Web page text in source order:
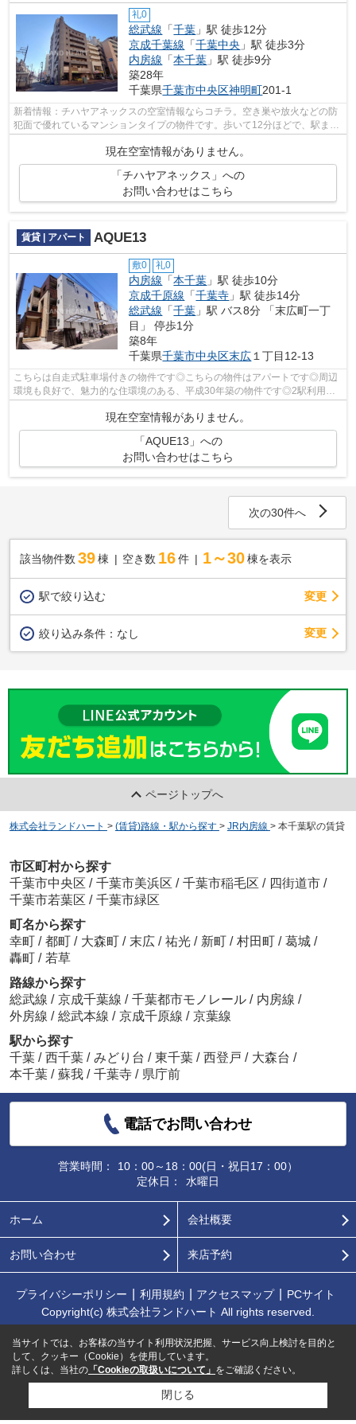
礼0
総武線 「千葉 」駅 徒歩12分
京成千葉線 「千葉中央 」駅 徒歩3分
内房線 「本千葉 」駅 徒歩9分
築28年
千葉県千葉市中央区神明町201-1
新着情報：チハヤアネックスの空室情報ならコチラ。空き巣や放火などの防
犯面で優れているマンションタイプの物件です。歩いて12分ほどで、駅まで
現在空室情報がありません。
「チハヤアネックス」への
お問い合わせはこちら
賃貸 | アパート AQUE13
敷0 礼0
内房線 「本千葉 」駅 徒歩10分
京成千原線 「千葉寺 」駅 徒歩14分
総武線 「千葉 」駅 バス8分 「末広町一丁
目」 停歩1分
築8年
千葉県千葉市中央区末広 １丁目12-13
こちらは自走式駐車場付きの物件です◎こちらの物件はアパートです◎周辺
環境も良好で、魅力的な住環境のある、平成30年築の物件です◎2駅利用可
物件なので、よく電車を利用する方にピッ...
現在空室情報がありません。
「AQUE13」への
お問い合わせはこちら
次の30件へ
該当物件数 39棟 空き数 16 件 1～30 棟を表示
駅で絞り込む 変更
絞り込み条件： なし 変更
ページトップへ
株式会社ランドハート > (賃貸)路線・駅から探す > JR内房線 > 本千葉駅の賃貸
市区町村から探す
千葉市中央区 / 千葉市美浜区 / 千葉市稲毛区 / 四街道市 /
千葉市若葉区 / 千葉市緑区
町名から探す
幸町 / 都町 / 大森町 / 末広 / 祐光 / 新町 / 村田町 / 葛城 /
轟町 / 若草
路線から探す
総武線 / 京成千葉線 / 千葉都市モノレール / 内房線 /
外房線 / 総武本線 / 京成千原線 / 京葉線
駅から探す
千葉 / 西千葉 / みどり台 / 東千葉 / 西登戸 / 大森台 /
本千葉 / 蘇我 / 千葉寺 / 県庁前
電話でお問い合わせ
営業時間：
10：00～18：00(日・祝日17：00）
定休日：
水曜日
ホーム 会社概要
お問い合わせ 来店予約
プライバシーポリシー 利用規約 アクセスマップ
PCサイト
Copyright(c) 株式会社ランドハート All rights reserved.
当サイトでは、お客様の当サイト利用状況把握、サービス向上検討を目的と
して、クッキー（Cookie）を使用しています。
詳しくは、当社の 「Cookieの取扱いについて」 をご確認ください。
閉じる